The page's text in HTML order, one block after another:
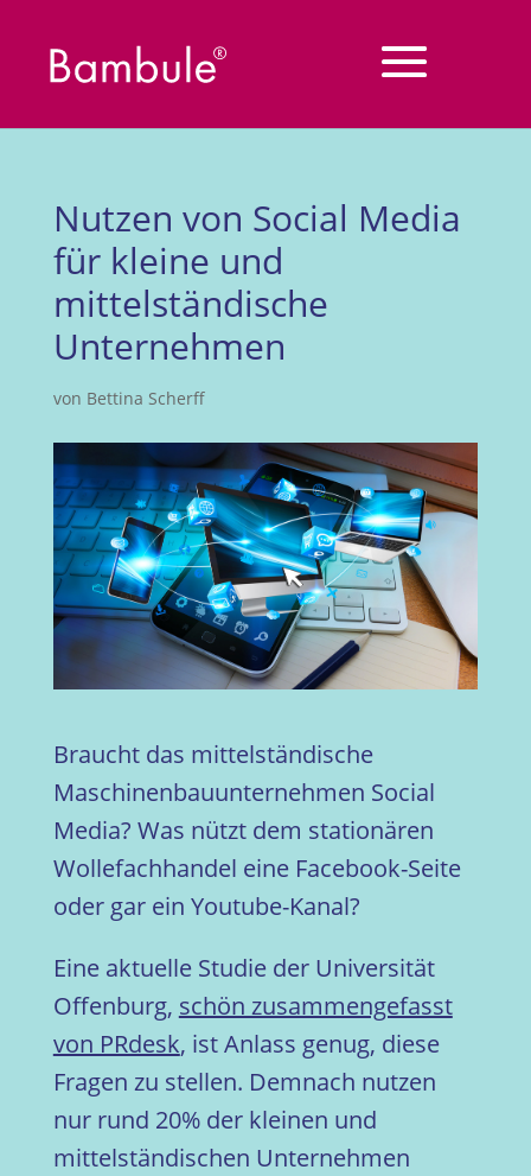
Nutzen von Social Media
für kleine und
mittelständische
Unternehmen
von Bettina Scherff
Braucht das mittelständische
Maschinenbauunternehmen Social
Media? Was nützt dem stationären
Wollefachhandel eine Facebook-Seite
oder gar ein Youtube-Kanal?
Eine aktuelle Studie der Universität
Offenburg, schön zusammengefasst
von PRdesk, ist Anlass genug, diese
Fragen zu stellen. Demnach nutzen
nur rund 20% der kleinen und
mittelständischen Unternehmen